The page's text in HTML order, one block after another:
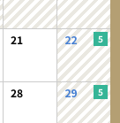
21 22
28 29